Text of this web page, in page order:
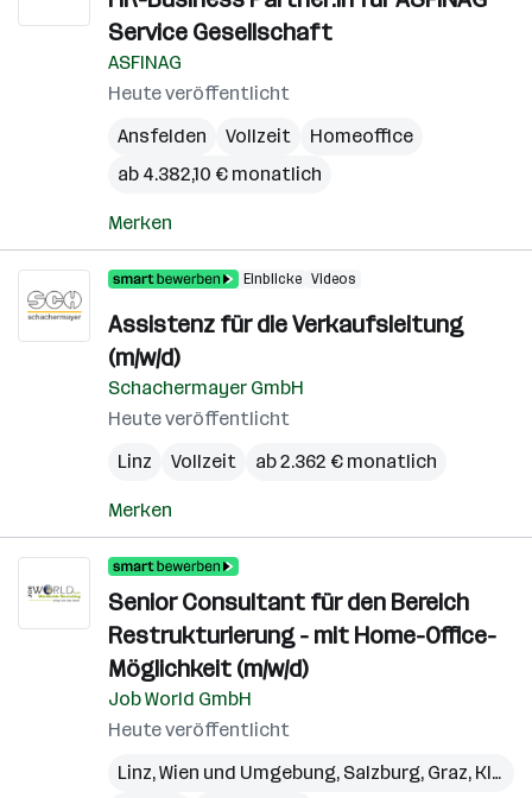
Service Gesellschaft
ASFINAG
Heute veröffentlicht
Ansfelden
Vollzeit
Homeoffice
ab 4.382,10 € monatlich
Merken
Einblicke Videos
Assistenz für die Verkaufsleitung
(m/w/d)
Schachermayer GmbH
Heute veröffentlicht
Linz
Vollzeit ab 2.362 € monatlich
Merken
Senior Consultant für den Bereich
Restrukturierung - mit Home-Office-
Möglichkeit (m/w/d)
Job World GmbH
Heute veröffentlicht
Linz,Wien und Umgebung, Salzburg, Graz, Klagenfurt